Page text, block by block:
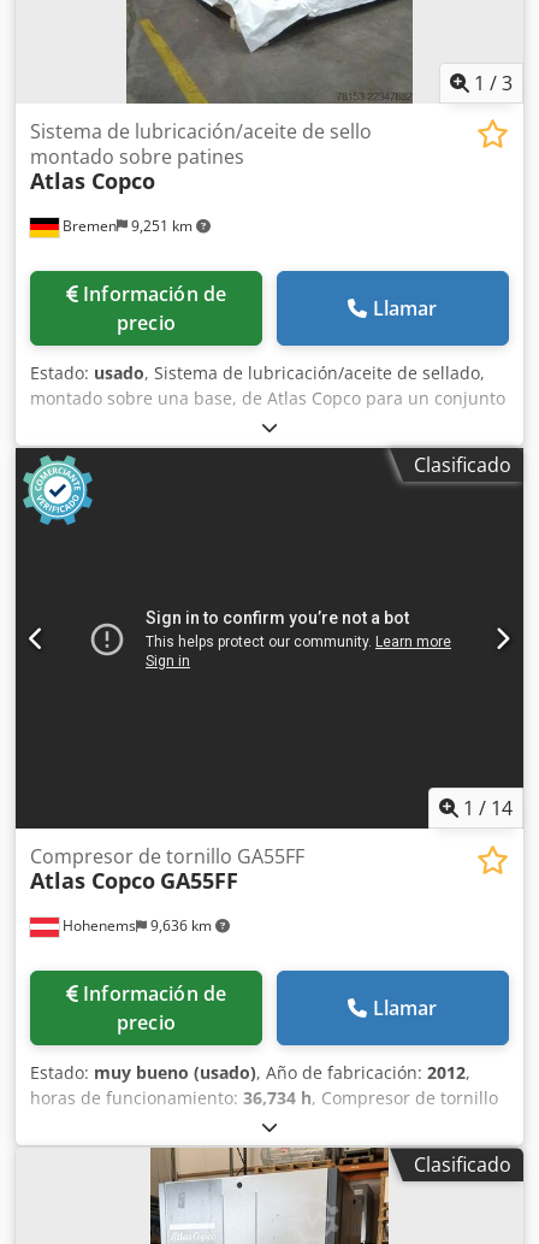
1 /3
Bremen 9,251 km
Sistema de lubricación/aceite de sello
montado sobre patines
Atlas Copco
Información de
precio
Llamar
Estado: usado, Sistema de lubricación/aceite de sellado,
montado sobre una base, de Atlas Copco para un conjunto
de compresores, que incluye depósito/tanque base con
bombas, filtros, refrigeradores y colector de válvulas.
Incluye un tanque de purga y una selección de repuestos y
juntas, tal como se muestra en la lista descargable que se
encuentra a continuación. Nota: Las ventas están sujetas a
final (EUS) por parte del comprador, y, si el comprador no
es el usuario final, para cada usuario final.
Csdezmadmspfx Al Torf Los formularios BPDD y EUS se
Clasificado
1 / 14
Hohenems 9,636 km
Compresor de tornillo GA55FF
Atlas Copco GA55FF
Información de
precio
Llamar
Estado: muy bueno (usado), Año de fabricación: 2012,
horas de funcionamiento: 36,734 h, Compresor de tornillo
Atlas Copco GA55FF Secador integrado 55 kW
Cjdszphrwjpfx Al Tsrf 9,80 bares 8,87 m³/min Año de
fabricación: 2012 Horas de funcionamiento: 36.734Clasificado